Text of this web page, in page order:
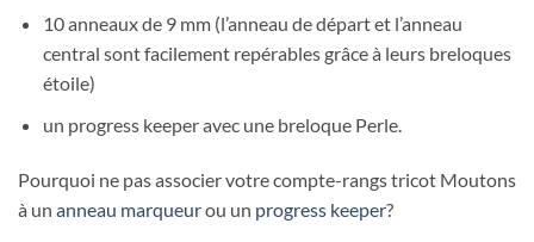
10 anneaux de 9 mm (l’anneau de départ et l’anneau
central sont facilement repérables grâce à leurs breloques
étoile)
un progress keeper avec une breloque Perle.
Pourquoi ne pas associer votre compte-rangs tricot Moutons
à un anneau marqueurou un progress keeper?